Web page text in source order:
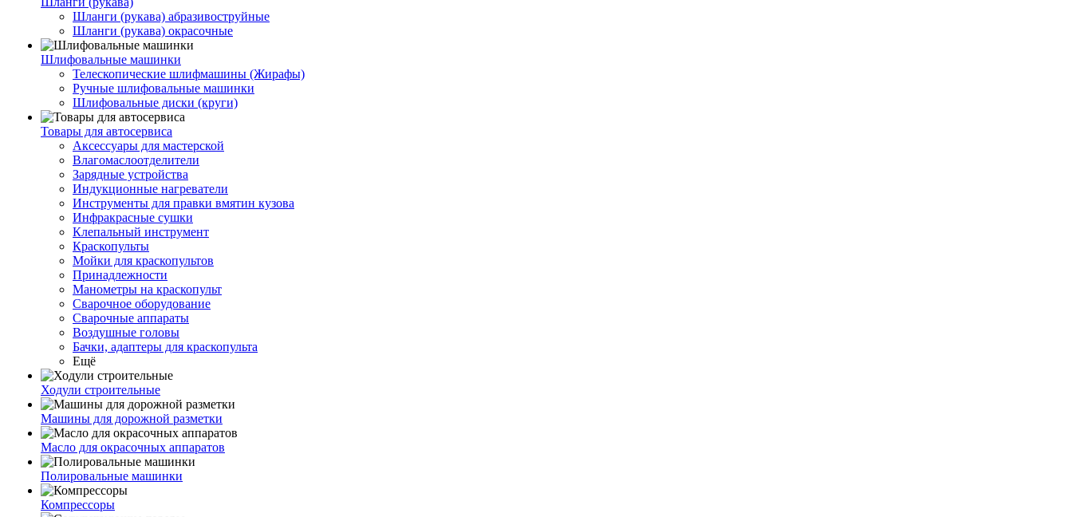
Шланги (рукава) абразивоструйные
Шланги (рукава) окрасочные
Шлифовальные машинки
Телескопические шлифмашины (Жирафы)
Ручные шлифовальные машинки
Шлифовальные диски (круги)
Товары для автосервиса
Аксессуары для мастерской
Влагомаслоотделители
Зарядные устройства
Индукционные нагреватели
Инструменты для правки вмятин кузова
Инфракрасные сушки
Клепальный инструмент
Краскопульты
Мойки для краскопультов
Принадлежности
Манометры на краскопульт
Сварочное оборудование
Сварочные аппараты
Воздушные головы
Бачки, адаптеры для краскопульта
Ещё
Ходули строительные
Машины для дорожной разметки
Масло для окрасочных аппаратов
Полировальные машинки
Компрессоры